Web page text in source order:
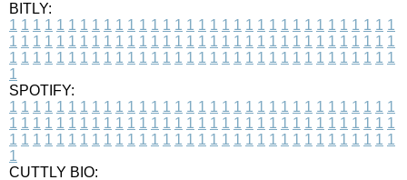
BITLY:
1 1 1 1 1 1 1 1 1 1 1 1 1 1 1 1 1 1 1 1 1 1 1 1 1 1 1 1 1 1 1 1 1
1 1 1 1 1 1 1 1 1 1 1 1 1 1 1 1 1 1 1 1 1 1 1 1 1 1 1 1 1 1 1 1 1
1 1 1 1 1 1 1 1 1 1 1 1 1 1 1 1 1 1 1 1 1 1 1 1 1 1 1 1 1 1 1 1 1
1
SPOTIFY:
1 1 1 1 1 1 1 1 1 1 1 1 1 1 1 1 1 1 1 1 1 1 1 1 1 1 1 1 1 1 1 1 1
1 1 1 1 1 1 1 1 1 1 1 1 1 1 1 1 1 1 1 1 1 1 1 1 1 1 1 1 1 1 1 1 1
1 1 1 1 1 1 1 1 1 1 1 1 1 1 1 1 1 1 1 1 1 1 1 1 1 1 1 1 1 1 1 1 1
1
CUTTLY BIO: